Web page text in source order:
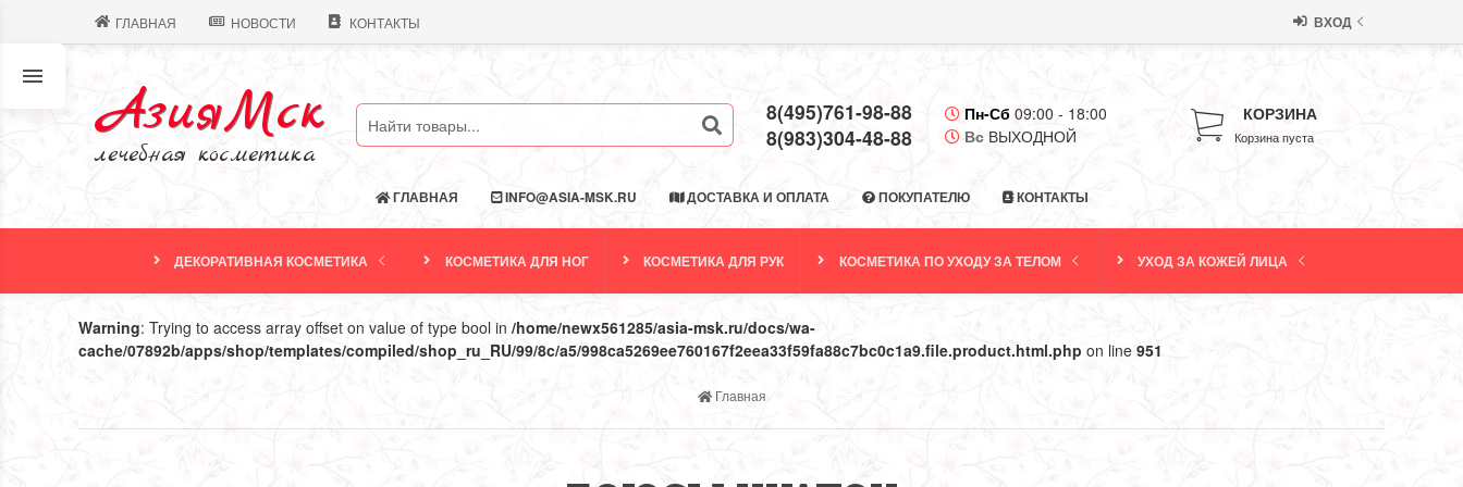
ГЛАВНАЯ НОВОСТИ КОНТАКТЫ ВХОД
АзияМск
лечебная косметика
8(495)761-98-88
8(983)304-48-88
Пн-Сб 09:00 - 18:00
Вс ВЫХОДНОЙ
КОРЗИНА
Корзина пуста
ГЛАВНАЯ INFO@ASIA-MSK.RU ДОСТАВКА И ОПЛАТА ПОКУПАТЕЛЮ КОНТАКТЫ
ДЕКОРАТИВНАЯ КОСМЕТИКА КОСМЕТИКА ДЛЯ НОГ КОСМЕТИКА ДЛЯ РУК КОСМЕТИКА ПО УХОДУ ЗА ТЕЛОМ УХОД ЗА КОЖЕЙ ЛИЦА
Warning: Trying to access array offset on value of type bool in /home/newx561285/asia-msk.ru/docs/wa-
cache/07892b/apps/shop/templates/compiled/shop_ru_RU/99/8c/a5/998ca5269ee760167f2eea33f59fa88c7bc0c1a9.file.product.html.php on line 951
Главная